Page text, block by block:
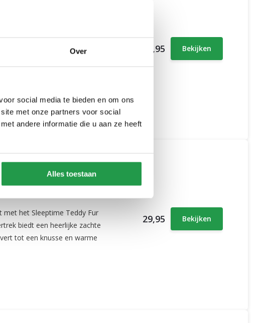
Over
social media te bieden en om ons
met onze partners voor social
andere informatie die u aan ze heeft
Alles toestaan
biedt een heerlijke zachte
tot een knusse en warme
29,95 Bekijken
het Sleeptime Teddy Fur
biedt een heerlijke zachte
tot een knusse en warme
29,95 Bekijken